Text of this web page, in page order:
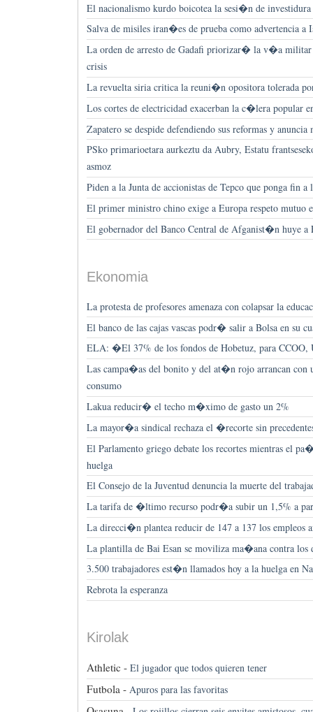
El nacionalismo kurdo boicotea la sesi�n de investidura
Salva de misiles iran�es de prueba como advertencia a
La orden de arresto de Gadafi priorizar� la v�a militar
crisis
La revuelta siria critica la reuni�n opositora tolerada
Los cortes de electricidad exacerban la c�lera popular
Zapatero se despide defendiendo sus reformas y
PSko primarioetara aurkeztu da Aubry, Estatu
asmoz
Piden a la Junta de accionistas de Tepco que ponga fin
El primer ministro chino exige a Europa respeto mutuo
El gobernador del Banco Central de Afganist�n huye a
Ekonomia
La protesta de profesores amenaza con colapsar la
El banco de las cajas vascas podr� salir a Bolsa en su
ELA: �El 37% de los fondos de Hobetuz, para
Las campa�as del bonito y del at�n rojo arrancan
consumo
Lakua reducir� el techo m�ximo de gasto un 2%
La mayor�a sindical rechaza el �recorte sin
El Parlamento griego debate los recortes mientras el
huelga
El Consejo de la Juventud denuncia la muerte del
La tarifa de �ltimo recurso podr�a subir un 1,5% a
La direcci�n plantea reducir de 147 a 137 los empleos
La plantilla de Bai Esan se moviliza ma�ana contra los
3.500 trabajadores est�n llamados hoy a la huelga en
Rebrota la esperanza
Kirolak
Athletic - El jugador que todos quieren tener
Futbola - Apuros para las favoritas